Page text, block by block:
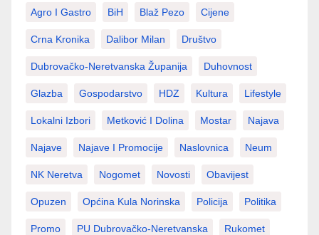
Agro I Gastro BiH Blaž Pezo Cijene
Crna Kronika Dalibor Milan Društvo
Dubrovačko-Neretvanska Županija Duhovnost
Glazba Gospodarstvo HDZ Kultura Lifestyle
Lokalni Izbori Metković I Dolina Mostar Najava
Najave Najave I Promocije Naslovnica Neum
NK Neretva Nogomet Novosti Obavijest
Opuzen Općina Kula Norinska Policija Politika
Promo PU Dubrovačko-Neretvanska Rukomet